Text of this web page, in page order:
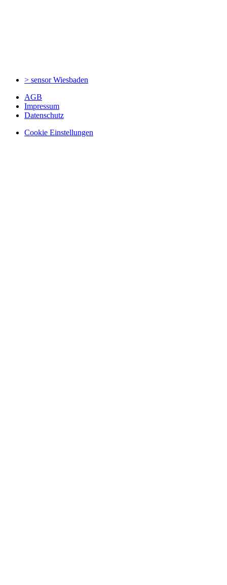
> sensorWiesbaden
AGB
Impressum
Datenschutz
Cookie Einstellungen